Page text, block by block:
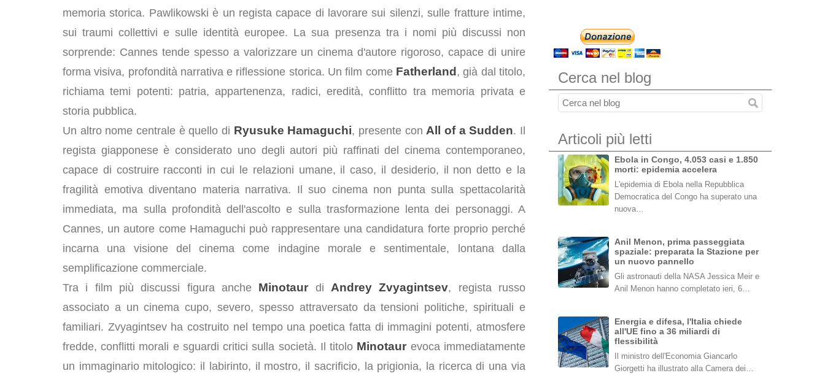
memoria storica. Pawlikowski è un regista capace di lavorare sui silenzi, sulle fratture intime,
sui traumi collettivi e sulle identità europee. La sua presenza tra i nomi più discussi non
sorprende: Cannes tende spesso a valorizzare un cinema d'autore rigoroso, capace di unire
forma visiva, profondità narrativa e riflessione storica. Un film come Fatherland , già dal titolo,
richiama temi potenti: patria, appartenenza, radici, eredità, conflitto tra memoria privata e
storia pubblica.
Un altro nome centrale è quello di Ryusuke Hamaguchi, presente conAll of a Sudden. Il
regista giapponese è considerato uno degli autori più raffinati del cinema contemporaneo,
capace di costruire racconti in cui le relazioni umane, il caso, il desiderio, il non detto e la
fragilità emotiva diventano materia narrativa. Il suo cinema non punta sulla spettacolarità
immediata, ma sulla profondità dell'ascolto e sulla trasformazione lenta dei personaggi. A
Cannes, un autore come Hamaguchi può rappresentare una candidatura forte proprio perché
incarna una visione del cinema come indagine morale e sentimentale, lontana dalla
semplificazione commerciale.
Tra i film più discussi figura anche Minotaur di Andrey Zvyagintsev, regista russo
associato a un cinema cupo, severo, spesso attraversato da tensioni politiche, spirituali e
familiari. Zvyagintsev ha costruito nel tempo una poetica fatta di immagini potenti, atmosfere
fredde, conflitti morali e sguardi critici sulla società. Il titolo Minotaur evoca immediatamente
un immaginario mitologico: il labirinto, il mostro, il sacrificio, la prigionia, la ricerca di una via
Cerca nel blog
Articoli più letti
Ebola in Congo, 4.053 casi e 1.850
morti: epidemia accelera
L'epidemia di Ebola nella Repubblica
Democratica del Congo ha superato una
nuova…
Anil Menon, prima passeggiata
spaziale: preparata la Stazione per
un nuovo pannello
Gli astronauti della NASA Jessica Meir e
Anil Menon hanno completato ieri, 6…
Energia e difesa, l'Italia chiede
all'UE fino a 36 miliardi di
flessibilità
Il ministro dell'Economia Giancarlo
Giorgetti ha illustrato alla Camera dei…